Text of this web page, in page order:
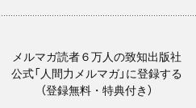
メルマガ読者６万人の致知出版社
公式「人間力メルマガ」に登録する
（登録無料・特典付き）